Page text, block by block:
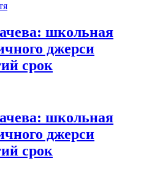
школьная
джерси
срок
школьная
джерси
срок